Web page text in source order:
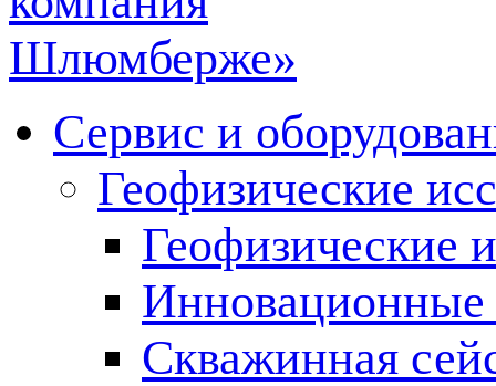
Сервис и
Геофизические
Геофизические
Инновационные
Скважинная